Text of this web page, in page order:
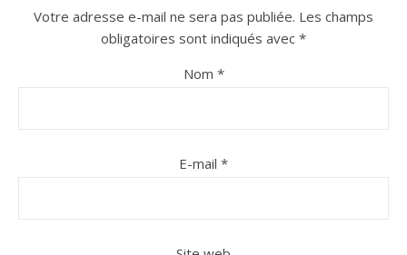
Votre adresse e-mail ne sera pas publiée. Les champs
obligatoires sont indiqués avec *
Nom *
E-mail *